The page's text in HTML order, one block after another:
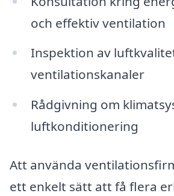
och effektiv ventilation
Inspektion av
ventilationskanaler
Rådgivning om
luftkonditionering
Att använda
ett enkelt sätt att få flera